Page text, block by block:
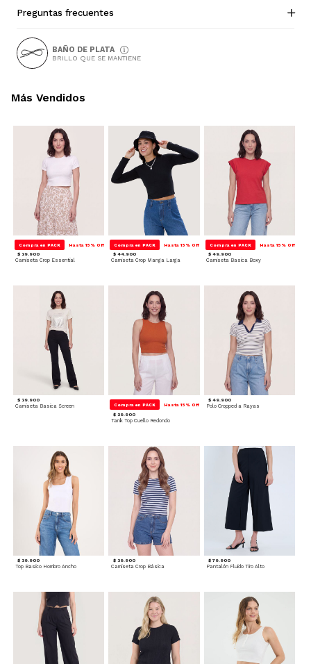
Preguntas frecuentes
BAÑO DE PLATA
BRILLO QUE SE MANTIENE
Compra en PACK Hasta 15% Off
$ 39.900
Camiseta Crop Essential
Compra en PACK Hasta 15% Off
$ 44.900
Camiseta Crop Manga Larga
Compra en PACK Hasta 15% Off
$ 49.900
Camiseta Basica Boxy
$ 39.900
Camiseta Basica Screen Compra en PACK Hasta 15% Off
$ 29.900
Tank Top Cuello Redondo
$ 49.900
Polo Cropped a Rayas
$ 39.900
Top Basico Hombro Ancho
$ 39.900
Camiseta Crop Básica
$ 79.900
Pantalón Fluido Tiro Alto
Más Vendidos